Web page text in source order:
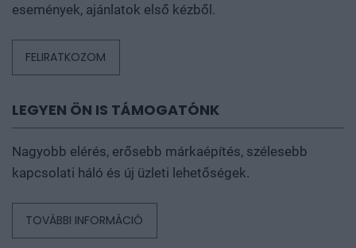
események, ajánlatok első kézből.
FELIRATKOZOM
LEGYEN ÖN IS TÁMOGATÓNK
Nagyobb elérés, erősebb márkaépítés, szélesebb
kapcsolati háló és új üzleti lehetőségek.
TOVÁBBI INFORMÁCIÓ